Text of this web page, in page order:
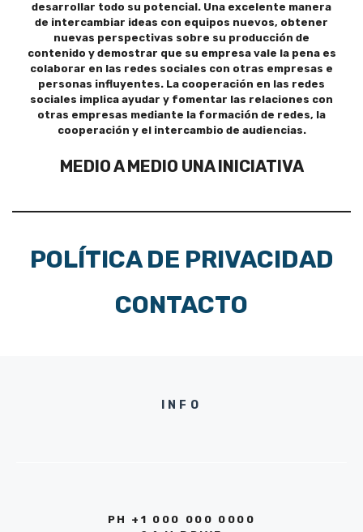
desarrollar todo su potencial. Una excelente manera
de intercambiar ideas con equipos nuevos, obtener
nuevas perspectivas sobre su producción de
contenido y demostrar que su empresa vale la pena es
colaborar en las redes sociales con otras empresas e
personas influyentes. La cooperación en las redes
sociales implica ayudar y fomentar las relaciones con
otras empresas mediante la formación de redes, la
cooperación y el intercambio de audiencias.
MEDIO A MEDIO UNA INICIATIVA
POLÍTICA DE PRIVACIDAD
CONTACTO
INFO
PH +1 000 000 0000